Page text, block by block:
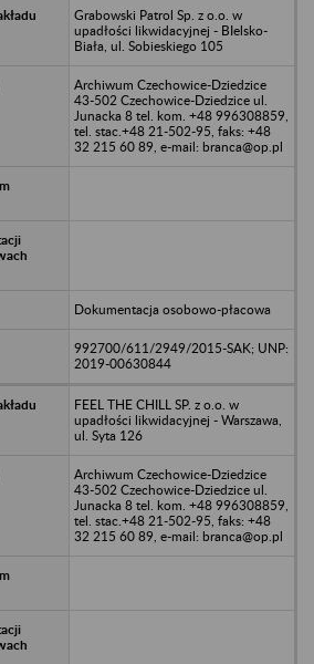
Grabowski Patrol Sp. z o.o. w
upadłości likwidacyjnej - BIelsko-
Biała, ul. Sobieskiego 105
Archiwum Czechowice-Dziedzice
43-502 Czechowice-Dziedzice ul.
Junacka 8 tel. kom. +48 996308859,
tel. stac.+48 21-502-95, faks: +48
32 215 60 89, e-mail: branca@op.pl
Dokumentacja osobowo-płacowa
992700/611/2949/2015-SAK; UNP:
2019-00630844
FEEL THE CHILL SP. z o.o. w
upadłości likwidacyjnej - Warszawa,
ul. Syta 126
Archiwum Czechowice-Dziedzice
43-502 Czechowice-Dziedzice ul.
Junacka 8 tel. kom. +48 996308859,
tel. stac.+48 21-502-95, faks: +48
32 215 60 89, e-mail: branca@op.pl